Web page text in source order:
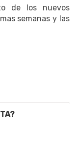
de los nuevos
semanas y las